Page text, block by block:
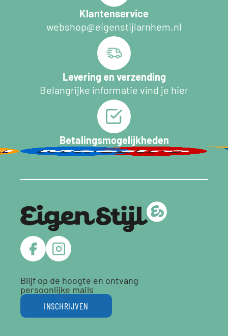
Klantenservice
webshop@eigenstijlarnhem.nl
Levering en verzending
Belangrijke informatie vind je hier
Betalingsmogelijkheden
Blijf op de hoogte en ontvang
persoonlijke mails
INSCHRIJVEN